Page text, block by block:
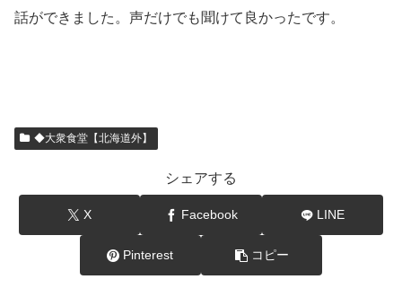
話ができました。声だけでも聞けて良かったです。
◆大衆食堂【北海道外】
シェアする
X Facebook LINE
Pinterest コピー